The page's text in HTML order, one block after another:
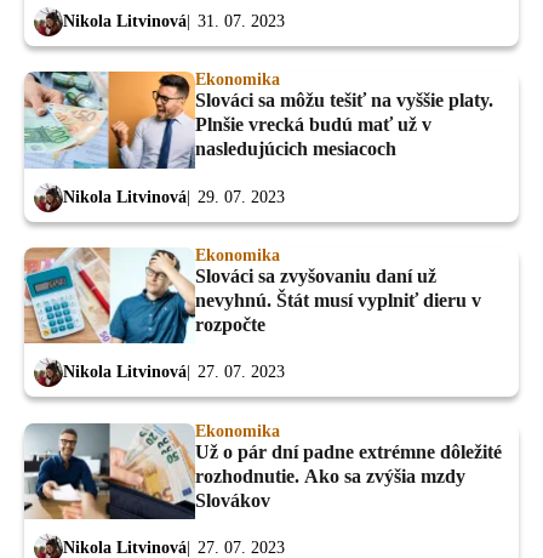
Nikola Litvinová 31. 07. 2023
Ekonomika
Slováci sa môžu tešiť na vyššie platy.
Plnšie vrecká budú mať už v
nasledujúcich mesiacoch
Nikola Litvinová 29. 07. 2023
Ekonomika
Slováci sa zvyšovaniu daní už
nevyhnú. Štát musí vyplniť dieru v
rozpočte
Nikola Litvinová 27. 07. 2023
Ekonomika
Už o pár dní padne extrémne dôležité
rozhodnutie. Ako sa zvýšia mzdy
Slovákov
Nikola Litvinová 27. 07. 2023